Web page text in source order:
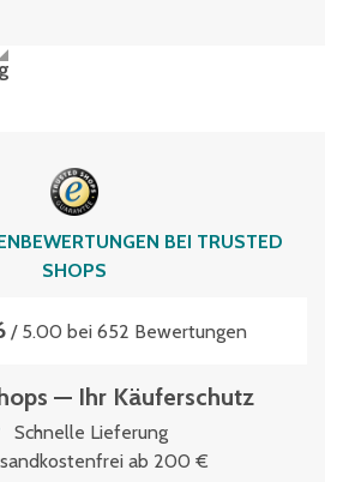
BEI TRUSTED
SHOPS
/ 5.00 bei 652 Bewertungen
— Ihr Käuferschutz
Schnelle Lieferung
ab 200 €